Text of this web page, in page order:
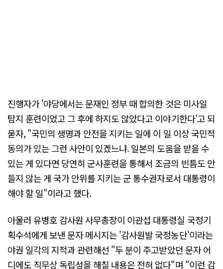
진행자가 '야당에서는 문재인 정부 때 합의한 것은 미사일
탐지 훈련이었고 그 후에 하지도 않았다고 이야기한다'고 되
묻자, "국민의 생명과 안전을 지키는 일에 이 일 이상 국민적
동의가 있는 그런 사안이 있겠느냐. 일본의 도움을 받을 수
있는 게 있다면 당연히 군사훈련을 통해서 조금의 빈틈도 만
들지 않는 게 국가 안위를 지키는 군 통수권자로서 대통령이
해야 할 일"이라고 했다.
아울러 유병호 감사원 사무총장이 이관섭 대통령실 국정기
획수석에게 보낸 문자 메시지는 '감사원발 국정농단'이라는
야권 일각의 지적과 관련해선 "두 분이 주고받았던 문자 어
디에도 직무상 독립성을 해칠 내용은 전혀 없다"며 "이런 감